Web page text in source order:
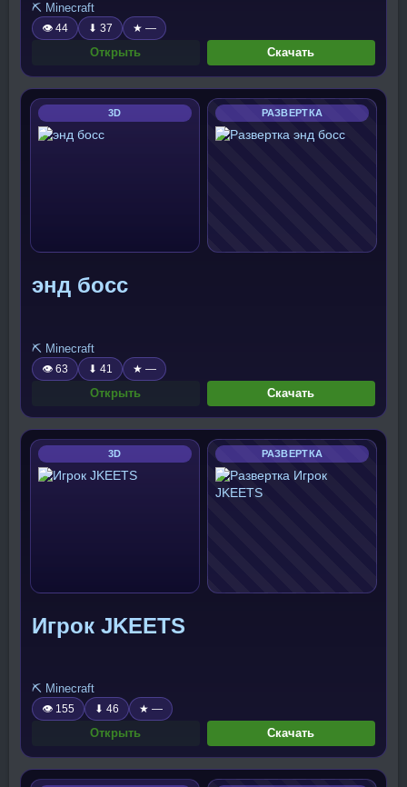
⛏️ Minecraft
👁 44 ⬇ 37 ★ —
Открыть Скачать
3D РАЗВЕРТКА
энд босс
⛏️ Minecraft
👁 63 ⬇ 41 ★ —
Открыть Скачать
3D РАЗВЕРТКА
Игрок JKEETS
⛏️ Minecraft
👁 155 ⬇ 46 ★ —
Открыть Скачать